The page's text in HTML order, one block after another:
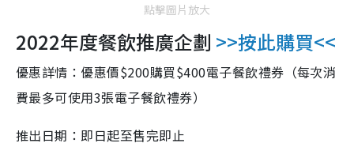
點擊圖片放大
2022年度餐飲推廣企劃 >>按此購買<<
優惠詳情：優惠價$200購買$400電子餐飲禮券（每次消
費最多可使用3張電子餐飲禮券）
推出日期：即日起至售完即止